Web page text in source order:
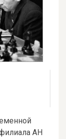
АН